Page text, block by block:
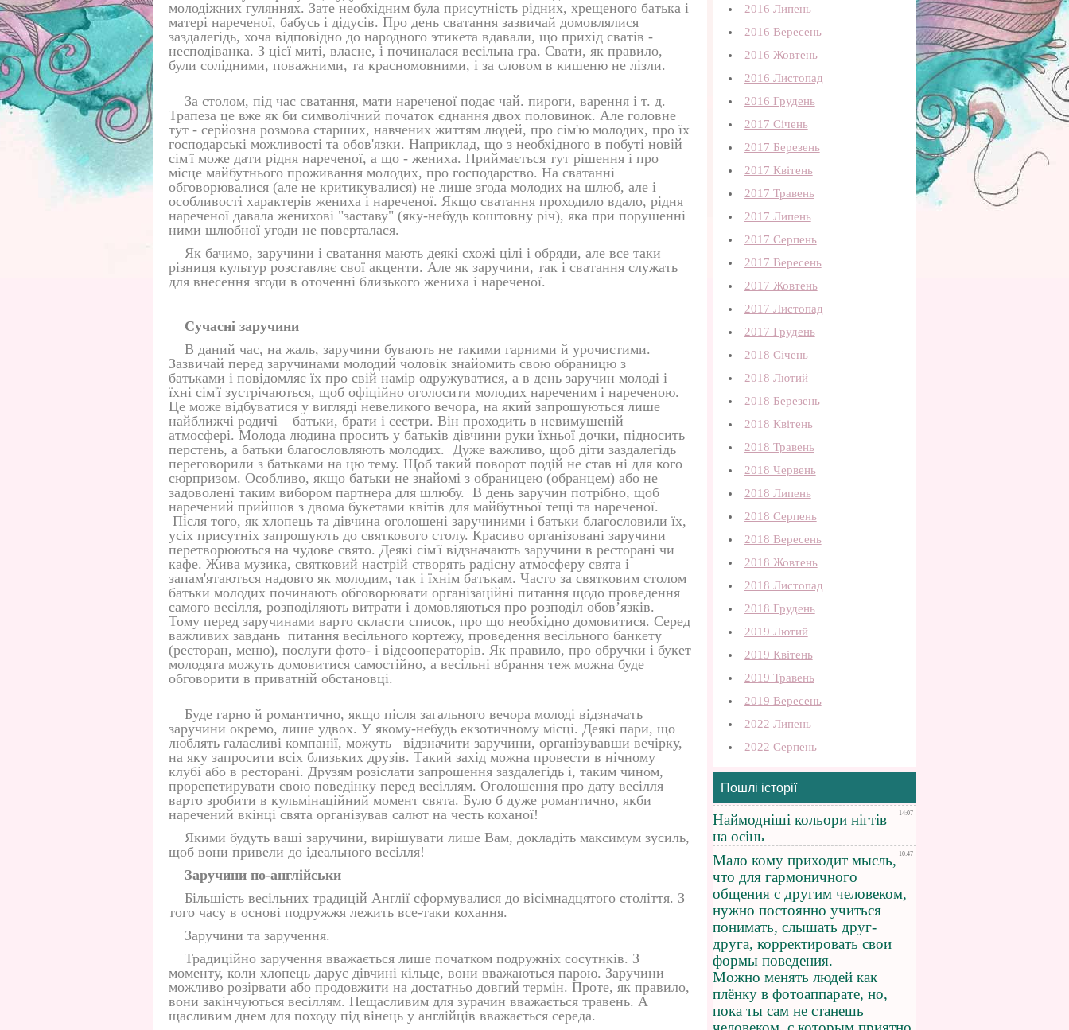
молодіжних гуляннях. Зате необхідним була присутність рідних, хрещеного батька і
матері нареченої, бабусь і дідусів. Про день сватання зазвичай домовлялися
заздалегідь, хоча відповідно до народного этикета вдавали, що прихід сватів -
несподіванка. З цієї миті, власне, і починалася весільна гра. Свати, як правило,
були солідними, поважними, та красномовними, і за словом в кишеню не лізли.
За столом, під час сватання, мати нареченої подає чай. пироги, варення і т. д.
Трапеза це вже як би символічний початок єднання двох половинок. Але головне
тут - серйозна розмова старших, навчених життям людей, про сім'ю молодих, про їх
господарські можливості та обов'язки. Наприклад, що з необхідного в побуті новій
сім'ї може дати рідня нареченої, а що - жениха. Приймається тут рішення і про
місце майбутнього проживання молодих, про господарство. На сватанні
обговорювалися (але не критикувалися) не лише згода молодих на шлюб, але і
особливості характерів жениха і нареченої. Якщо сватання проходило вдало, рідня
нареченої давала женихові "заставу" (яку-небудь коштовну річ), яка при порушенні
ними шлюбної угоди не поверталася.
Як бачимо, заручини і сватання мають деякі схожі цілі і обряди, але все таки
різниця культур розставляє свої акценти. Але як заручини, так і сватання служать
для внесення згоди в оточенні близького жениха і нареченої.
Сучасні заручини
В даний час, на жаль, заручини бувають не такими гарними й урочистими.
Зазвичай перед заручинами молодий чоловік знайомить свою обраницю з
батьками і повідомляє їх про свій намір одружуватися, а в день заручин молоді і
їхні сім'ї зустрічаються, щоб офіційно оголосити молодих нареченим і нареченою.
Це може відбуватися у вигляді невеликого вечора, на який запрошуються лише
найближчі родичі – батьки, брати і сестри. Він проходить в невимушеній
атмосфері. Молода людина просить у батьків дівчини руки їхньої дочки, підносить
перстень, а батьки благословляють молодих. Дуже важливо, щоб діти заздалегідь
переговорили з батьками на цю тему. Щоб такий поворот подій не став ні для кого
сюрпризом. Особливо, якщо батьки не знайомі з обраницею (обранцем) або не
задоволені таким вибором партнера для шлюбу. В день заручин потрібно, щоб
наречений прийшов з двома букетами квітів для майбутньої тещі та нареченої.
Після того, як хлопець та дівчина оголошені заручиними і батьки благословили їх,
усіх присутніх запрошують до святкового столу. Красиво організовані заручини
перетворюються на чудове свято. Деякі сім'ї відзначають заручини в ресторані чи
кафе. Жива музика, святковий настрій створять радісну атмосферу свята і
запам'ятаються надовго як молодим, так і їхнім батькам. Часто за святковим столом
батьки молодих починають обговорювати організаційні питання щодо проведення
самого весілля, розподіляють витрати і домовляються про розподіл обов’язків.
Тому перед заручинами варто скласти список, про що необхідно домовитися. Серед
важливих завдань питання весільного кортежу, проведення весільного банкету
(ресторан, меню), послуги фото- і відеооператорів. Як правило, про обручки і букет
молодята можуть домовитися самостійно, а весільні вбрання теж можна буде
обговорити в приватній обстановці.
Буде гарно й романтично, якщо після загального вечора молоді відзначать
заручини окремо, лише удвох. У якому-небудь екзотичному місці. Деякі пари, що
люблять галасливі компанії, можуть відзначити заручини, організувавши вечірку,
на яку запросити всіх близьких друзів. Такий захід можна провести в нічному
клубі або в ресторані. Друзям розіслати запрошення заздалегідь і, таким чином,
прорепетирувати свою поведінку перед весіллям. Оголошення про дату весілля
варто зробити в кульмінаційний момент свята. Було б дуже романтично, якби
наречений вкінці свята організував салют на честь коханої!
Якими будуть ваші заручини, вирішувати лише Вам, докладіть максимум зусиль,
щоб вони привели до ідеального весілля!
Заручини по-англійськи
Більшість весільних традицій Англії сформувалися до вісімнадцятого століття. З
того часу в основі подружжя лежить все-таки кохання.
Заручини та заручення.
Традиційно заручення вважається лише початком подружніх сосутнків. З
моменту, коли хлопець дарує дівчині кільце, вони вважаються парою. Заручини
можливо розірвати або продовжити на достатньо довгий термін. Проте, як правило,
вони закінчуються весіллям. Нещасливим для зурачин вважається травень. А
щасливим днем для походу під вінець у англійців вважається середа.
2016 Липень
2016 Вересень
2016 Жовтень
2016 Листопад
2016 Грудень
2017 Січень
2017 Березень
2017 Квітень
2017 Травень
2017 Липень
2017 Серпень
2017 Вересень
2017 Жовтень
2017 Листопад
2017 Грудень
2018 Січень
2018 Лютий
2018 Березень
2018 Квітень
2018 Травень
2018 Червень
2018 Липень
2018 Серпень
2018 Вересень
2018 Жовтень
2018 Листопад
2018 Грудень
2019 Лютий
2019 Квітень
2019 Травень
2019 Вересень
2022 Липень
2022 Серпень
Пошлі історії